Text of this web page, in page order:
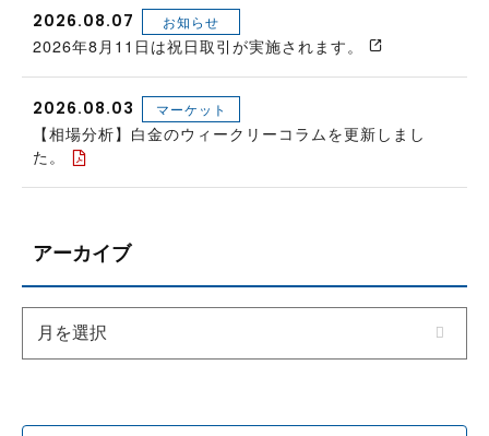
2026.08.07 お知らせ
2026年8月11日は祝日取引が実施されます。
2026.08.03 マーケット
【相場分析】白金のウィークリーコラムを更新しまし
た。
アーカイブ